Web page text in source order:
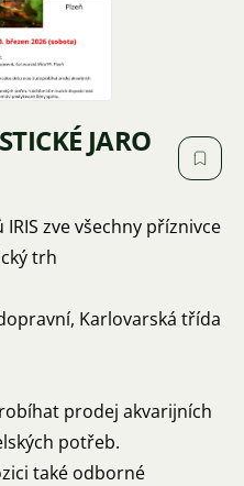
JARO
zve všechny příznivce
trh
Karlovarská třída
prodej akvarijních
potřeb.
také odborné